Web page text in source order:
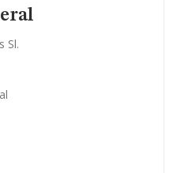
Sl.
complementaria.